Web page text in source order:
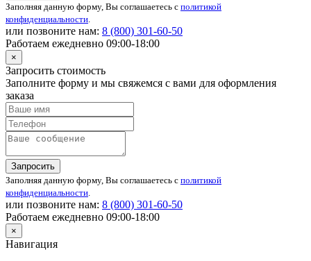
Заполняя данную форму, Вы соглашаетесь с политикой
конфиденциальности.
или позвоните нам: 8 (800) 301-60-50
Работаем ежедневно 09:00-18:00
×
Запросить стоимость
Заполните форму и мы свяжемся с вами для оформления
заказа
Запросить
Заполняя данную форму, Вы соглашаетесь с политикой
конфиденциальности.
или позвоните нам: 8 (800) 301-60-50
Работаем ежедневно 09:00-18:00
×
Навигация